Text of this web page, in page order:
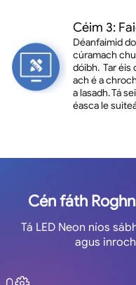
Céim 3:
Déanfaimid
cúramach
dóibh. Tar éis
ach é a
a lasadh. Tá
éasca le
Cén fáth
Tá LED Neon níos
agus